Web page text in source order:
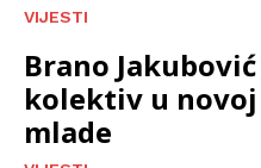
VIJESTI
Brano
kolektiv u novoj
mlade